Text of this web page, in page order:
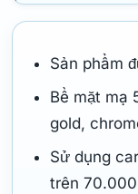
Sản phẩm
Bề mặt mạ
gold,
Sử dụng
trên